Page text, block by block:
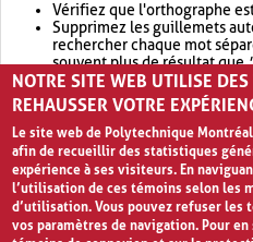
Vérifiez que l'orthographe
Supprimez les guillemets
rechercher chaque mot
souvent plus de résultat que
Envisagez d'élargir votre
retournera souvent plus de
NOTRE SITE WEB UTILISE
REHAUSSER VOTRE
Le site web de Polytechnique
afin de recueillir des statistiques
expérience à ses visiteurs. En
l’utilisation de ces témoins selon les
d’utilisation. Vous pouvez refuser les
vos paramètres de navigation. Pour